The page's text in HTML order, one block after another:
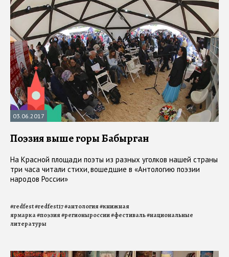
03.06.2017
Поэзия выше горы Бабырган
На Красной площади поэты из разных уголков нашей страны
три часа читали стихи, вошедшие в «Антологию поэзии
народов России»
#redfest#redfest17#антология#книжная
ярмарка#поэзия#регионыроссии#фестиваль#национальные
литературы